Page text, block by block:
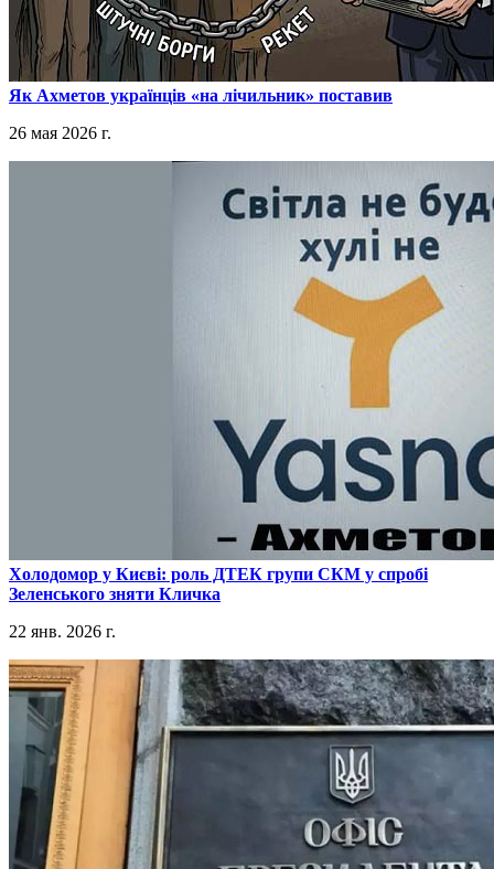
​Як Ахметов українців «на лічильник» поставив
26 мая 2026 г.
​Холодомор у Києві: роль ДТЕК групи СКМ у спробі
Зеленського зняти Кличка
22 янв. 2026 г.